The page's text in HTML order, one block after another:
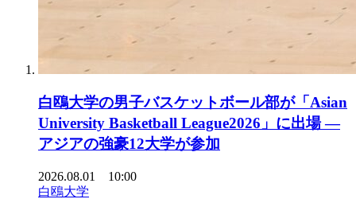
白鴎大学の男子バスケットボール部が「Asian
University Basketball League2026」に出場 ―
アジアの強豪12大学が参加
2026.08.01 10:00
白鴎大学